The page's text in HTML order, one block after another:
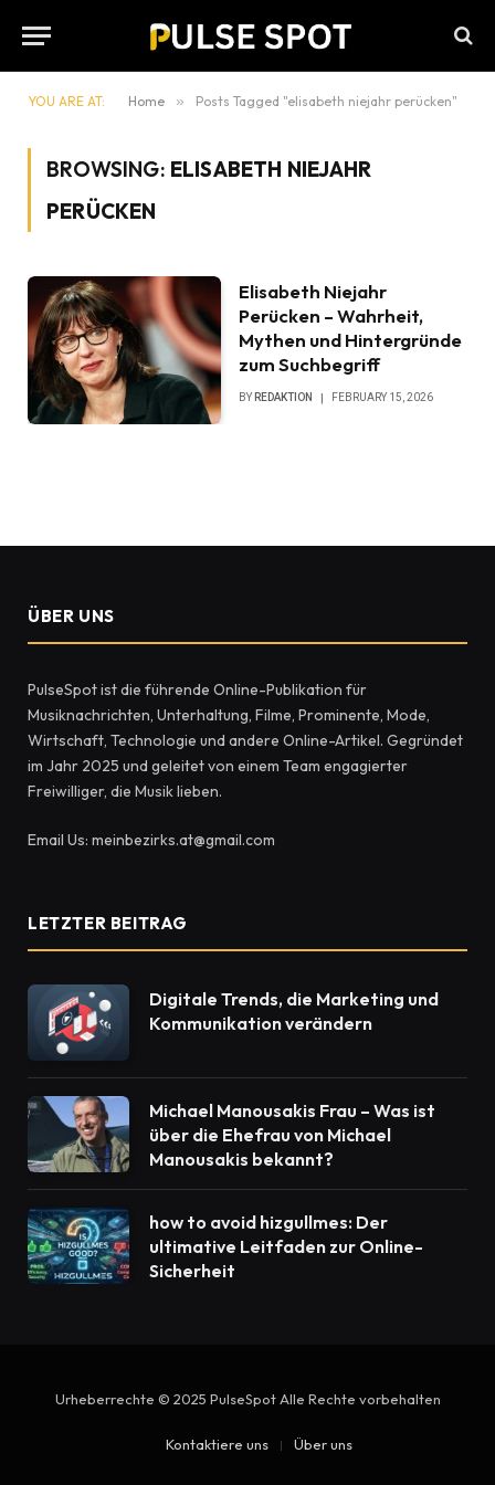
YOU ARE AT: Home » Posts Tagged "elisabeth niejahr perücken"
BROWSING: ELISABETH NIEJAHR
PERÜCKEN
Elisabeth Niejahr
Perücken – Wahrheit,
Mythen und Hintergründe
zum Suchbegriff
BY REDAKTION FEBRUARY 15, 2026
ÜBER UNS
PulseSpot ist die führende Online-Publikation für
Musiknachrichten, Unterhaltung, Filme, Prominente, Mode,
Wirtschaft, Technologie und andere Online-Artikel. Gegründet
im Jahr 2025 und geleitet von einem Team engagierter
Freiwilliger, die Musik lieben.
Email Us: meinbezirks.at@gmail.com
LETZTER BEITRAG
Digitale Trends, die Marketing und
Kommunikation verändern
Michael Manousakis Frau – Was ist
über die Ehefrau von Michael
Manousakis bekannt?
how to avoid hizgullmes: Der
ultimative Leitfaden zur Online-
Sicherheit
Urheberrechte © 2025 PulseSpot Alle Rechte vorbehalten
Kontaktiere uns Über uns